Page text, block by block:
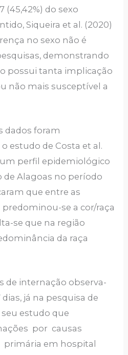
(45,42%) do sexo
Siqueira et al. (2020)
no sexo não é
demonstrando
possui tanta implicação
não mais susceptível a
dados foram
estudo de Costa et al.
um perfil epidemiológico
de Alagoas no período
que entre as
se a cor/raça
se que na região
da raça
de internação observa-
já na pesquisa de
seu estudo que
por causas
em hospital